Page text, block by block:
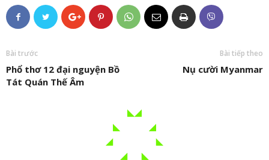
Bài trước
Phổ thơ 12 đại nguyện Bồ
Tát Quán Thế Âm
Bài tiếp theo
Nụ cười Myanmar